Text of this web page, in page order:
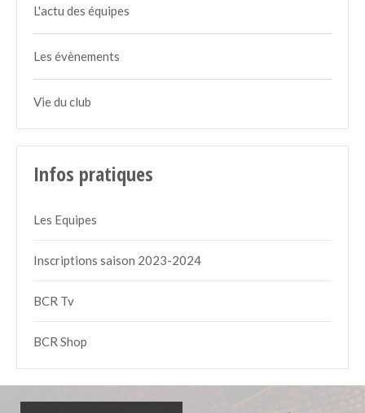
L'actu des équipes
Les évènements
Vie du club
Infos pratiques
Les Equipes
Inscriptions saison 2023-2024
BCR Tv
BCR Shop